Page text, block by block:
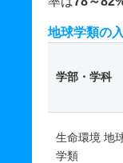
地球学類の
学部・学科
生命環境 地
学類